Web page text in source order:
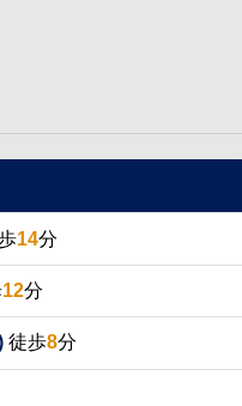
14分
12分
徒歩8分